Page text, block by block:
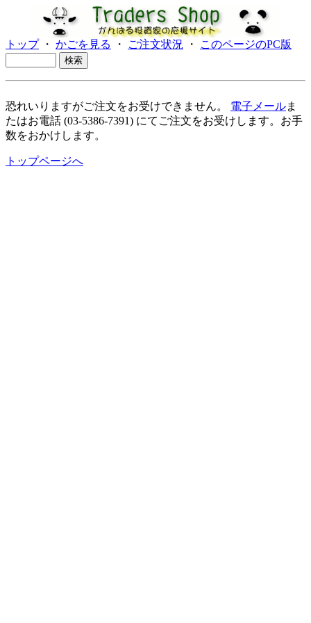
トップ・ かごを見る ・ ご注文状況 ・ このページのPC版
恐れいりますがご注文をお受けできません。 電子メールま
たはお電話 (03-5386-7391) にてご注文をお受けします。お手
数をおかけします。
トップページへ